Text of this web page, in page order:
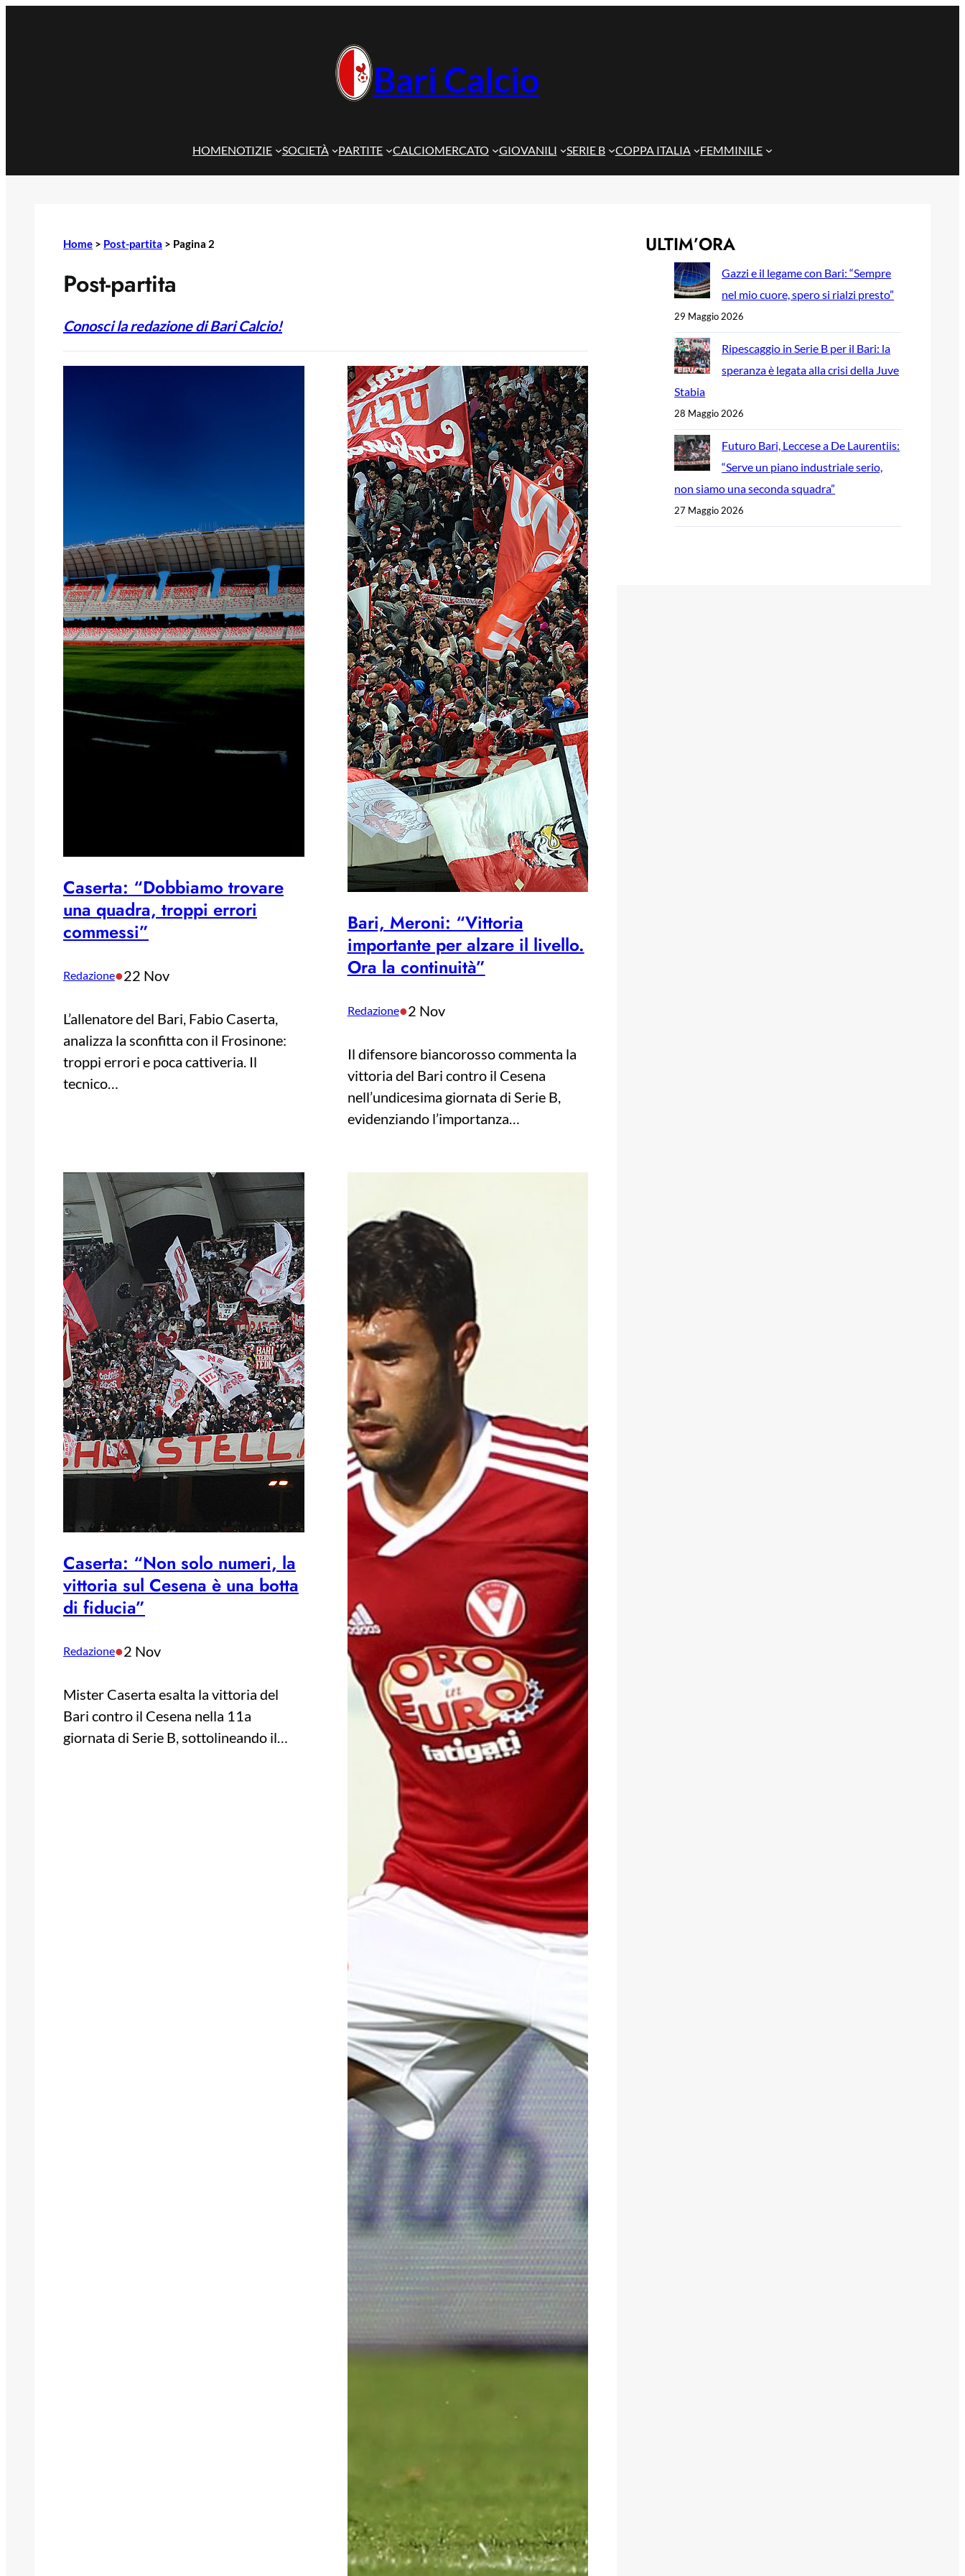
Bari Calcio
HOMENOTIZIE SOCIETÀ PARTITE CALCIOMERCATO GIOVANILI SERIE B COPPA ITALIA FEMMINILE
Home > Post-partita > Pagina 2
Post-partita
Conosci la redazione di Bari Calcio!
Caserta: “Dobbiamo trovare
una quadra, troppi errori
commessi”
Redazione•22 Nov
L’allenatore del Bari, Fabio Caserta,
analizza la sconfitta con il Frosinone:
troppi errori e poca cattiveria. Il
tecnico…
Bari, Meroni: “Vittoria
importante per alzare il livello.
Ora la continuità”
Redazione•2 Nov
Il difensore biancorosso commenta la
vittoria del Bari contro il Cesena
nell’undicesima giornata di Serie B,
evidenziando l’importanza…
Caserta: “Non solo numeri, la
vittoria sul Cesena è una botta
di fiducia”
Redazione•2 Nov
Mister Caserta esalta la vittoria del
Bari contro il Cesena nella 11a
giornata di Serie B, sottolineando il…
ULTIM’ORA
Gazzi e il legame con Bari: “Sempre
nel mio cuore, spero si rialzi presto”
29 Maggio 2026
Ripescaggio in Serie B per il Bari: la
speranza è legata alla crisi della Juve
Stabia
28 Maggio 2026
Futuro Bari, Leccese a De Laurentiis:
“Serve un piano industriale serio,
non siamo una seconda squadra”
27 Maggio 2026